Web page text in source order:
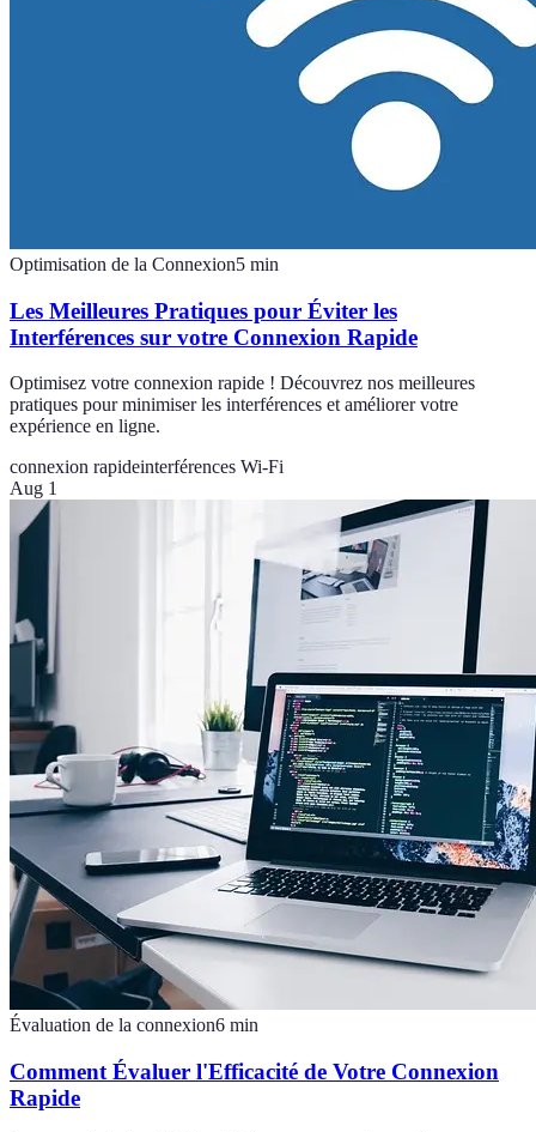
Optimisation de la Connexion5 min
Les Meilleures Pratiques pour Éviter les
Interférences sur votre Connexion Rapide
Optimisez votre connexion rapide ! Découvrez nos meilleures
pratiques pour minimiser les interférences et améliorer votre
expérience en ligne.
connexion rapideinterférences Wi-Fi
Aug 1
Évaluation de la connexion6 min
Comment Évaluer l'Efficacité de Votre Connexion
Rapide